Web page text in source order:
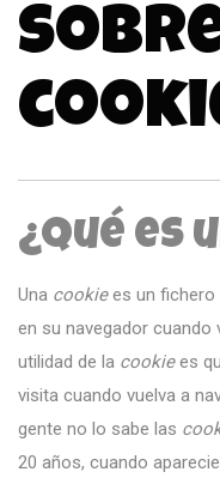
¿Qué es
Una cookiees un fichero
en su navegador cuando
utilidad de la cookiees
visita cuando vuelva a
gente no lo sabe las
20 años, cuando